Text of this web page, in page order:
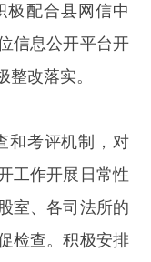
极配合县网信中
信息公开平台开
改落实。
和考评机制，对
工作开展日常性
室、各司法所的
检查。积极安排